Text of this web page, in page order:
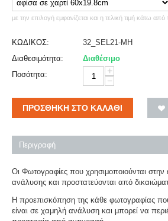
με την επιλογή εμφανίζεται και η τελική τιμή κάτω
ΚΩΔΙΚΟΣ:
32_SEL21-MH
Διαθεσιμότητα:
Διαθέσιμο
Ποσότητα:
+
−
ΠΡΟΣΘΉΚΗ ΣΤΟ ΚΑΛΆΘΙ
Περιγραφή
Οι Φωτογραφίες που χρησιμοποιούνται
ανάλυσης και προστατεύονται από
Η προεπισκόπηση της κάθε φωτογραφίας
είναι σε χαμηλή ανάλυση και μπορεί να